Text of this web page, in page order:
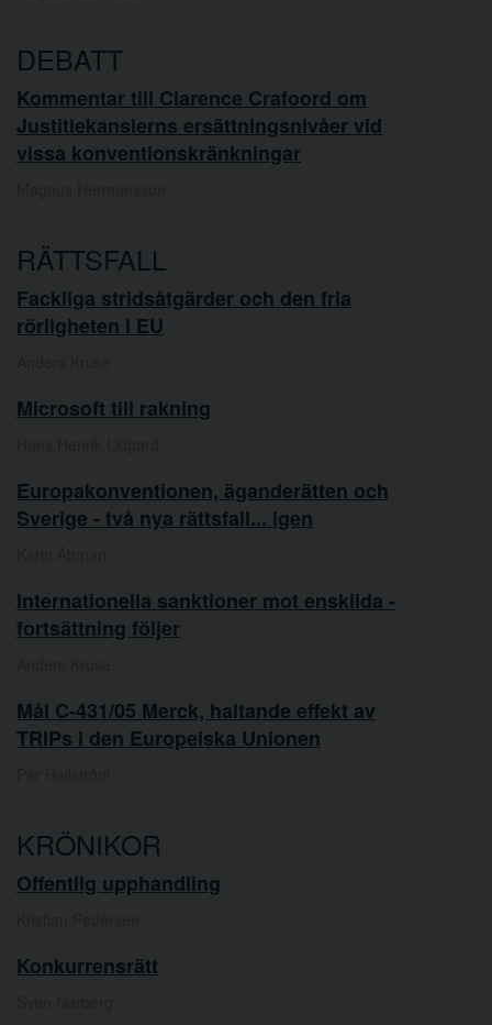
DEBATT
Kommentar till Clarence Crafoord om
Justitiekanslerns ersättningsnivåer vid
vissa konventionskränkningar
RÄTTSFALL
Fackliga stridsåtgärder och den fria
rörligheten i EU
Microsoft till rakning
Europakonventionen, äganderätten och
Sverige - två nya rättsfall... igen
Internationella sanktioner mot enskilda -
fortsättning följer
Mål C-431/05 Merck, haltande effekt av
TRIPs i den Europeiska Unionen
KRÖNIKOR
Offentlig upphandling
Konkurrensrätt